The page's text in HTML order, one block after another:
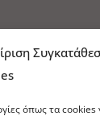
όπως τα cookies